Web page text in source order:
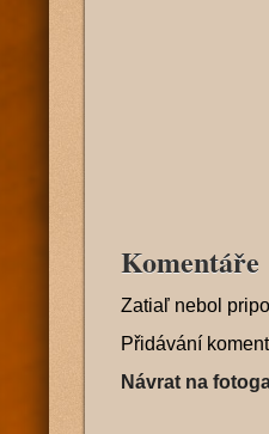
Komentáře
Zatiaľ nebol
Přidávání
Návrat na